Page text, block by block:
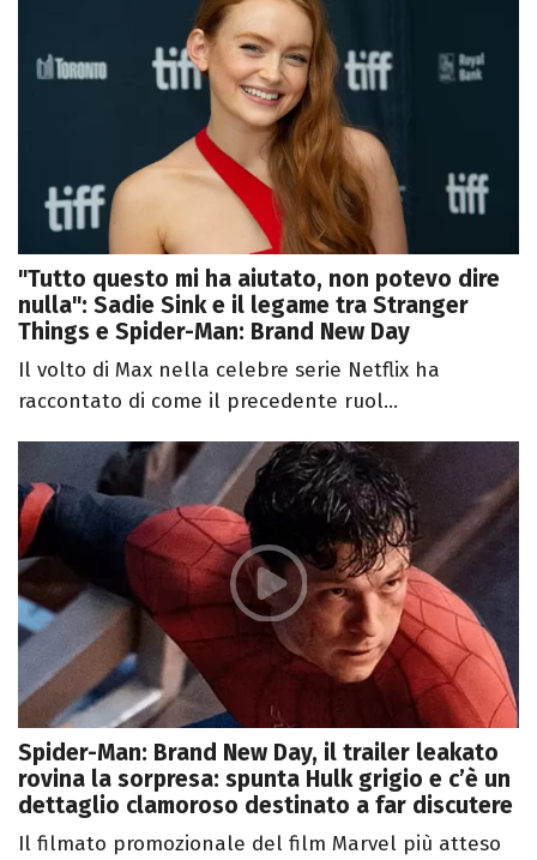
"Tutto questo mi ha aiutato, non potevo dire
nulla": Sadie Sink e il legame tra Stranger
Things e Spider-Man: Brand New Day
Il volto di Max nella celebre serie Netflix ha
raccontato di come il precedente ruol...
Spider-Man: Brand New Day, il trailer leakato
rovina la sorpresa: spunta Hulk grigio e c’è un
dettaglio clamoroso destinato a far discutere
Il filmato promozionale del film Marvel più atteso